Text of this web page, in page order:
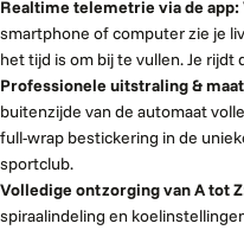
Realtime telemetrie via de app:
smartphone of computer zie je
het tijd is om bij te vullen. Je
Professionele uitstraling &
buitenzijde van de automaat
full-wrap bestickering in de
sportclub.
Volledige ontzorging van A tot
spiraalindeling en